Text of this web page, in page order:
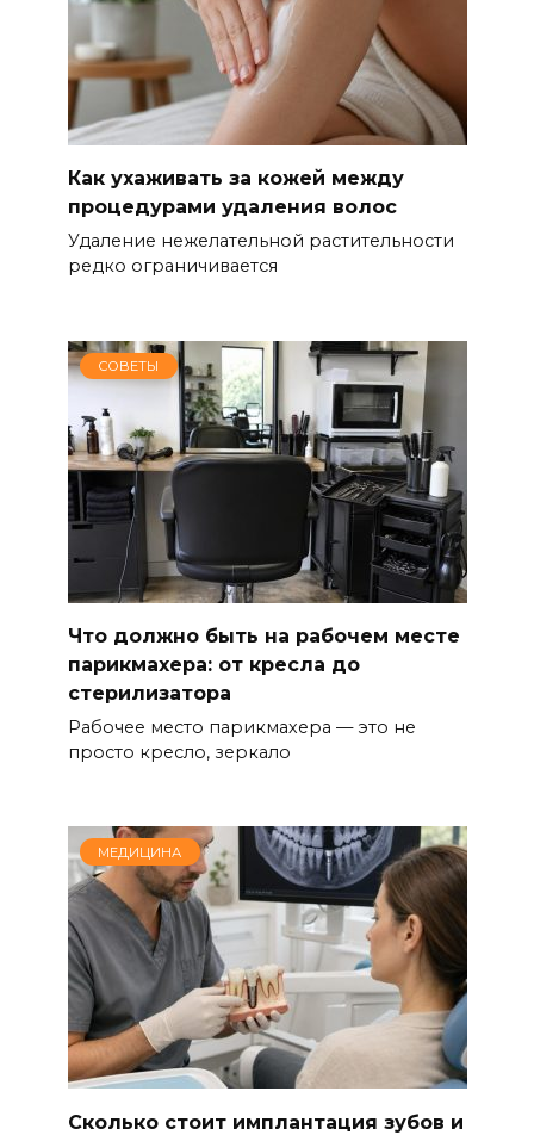
Как ухаживать за кожей между
процедурами удаления волос
Удаление нежелательной растительности
редко ограничивается
СОВЕТЫ
Что должно быть на рабочем месте
парикмахера: от кресла до
стерилизатора
Рабочее место парикмахера — это не
просто кресло, зеркало
МЕДИЦИНА
Сколько стоит имплантация зубов и